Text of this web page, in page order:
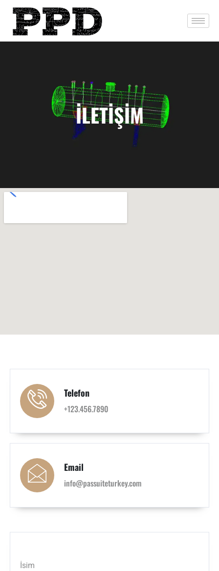
İLETİŞİM
Telefon
+123.456.7890
Email
info@passuiteturkey.com
İsim